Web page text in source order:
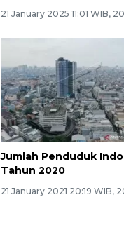
21 January 2025 11:01 WIB,
Jumlah Penduduk
Tahun 2020
21 January 2021 20:19 WIB,